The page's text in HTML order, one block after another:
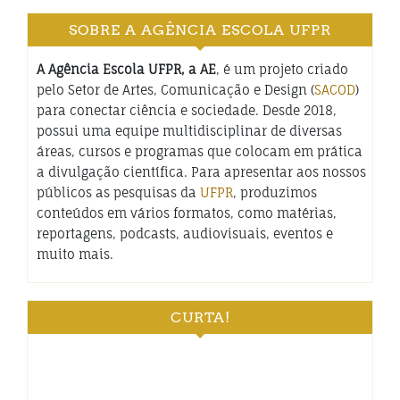
SOBRE A AGÊNCIA ESCOLA UFPR
A Agência Escola UFPR, a AE, é um projeto criado
pelo Setor de Artes, Comunicação e Design (SACOD)
para conectar ciência e sociedade. Desde 2018,
possui uma equipe multidisciplinar de diversas
áreas, cursos e programas que colocam em prática
a divulgação científica. Para apresentar aos nossos
públicos as pesquisas da UFPR, produzimos
conteúdos em vários formatos, como matérias,
reportagens, podcasts, audiovisuais, eventos e
muito mais.
CURTA!